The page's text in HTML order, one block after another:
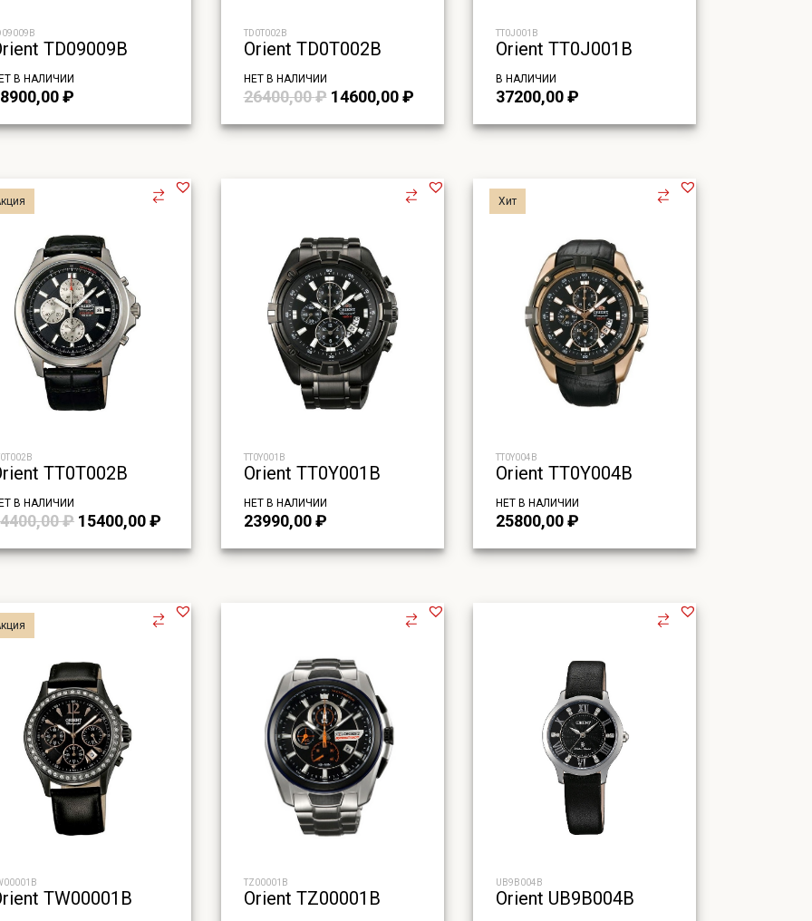
TD09009B
В НАЛИЧИИ
₽
TD0T002B
Orient TD0T002B
НЕТ В НАЛИЧИИ
26400,00₽ Первоначальная
составляла
14600,00₽Текущая
14600,00 ₽.
TT0J001B
Orient TT0J001B
В НАЛИЧИИ
37200,00₽
TT0T002B
В НАЛИЧИИ
₽ Первоначальная
составляла
15400,00₽
15400,00 ₽.
TT0Y001B
Orient TT0Y001B
НЕТ В НАЛИЧИИ
23990,00₽
Хит
TT0Y004B
Orient TT0Y004B
НЕТ В НАЛИЧИИ
25800,00₽
TW00001B
TZ00001B
Orient TZ00001B
UB9B004B
Orient UB9B004B